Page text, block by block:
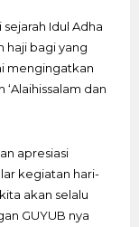
Idul Adha
haji bagi yang
mengingatkan
dan
apresiasi
kegiatan hari-
akan selalu
GUYUB nya